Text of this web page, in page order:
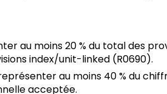
au moins 20 % du total des
index/unit-linked (R0690).
au moins 40 % du
acceptée.